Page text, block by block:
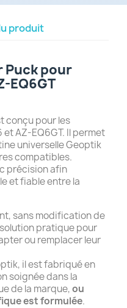
produit
Puck pour
EQ6GT
conçu pour les
AZ-EQ6GT. Il permet
universelle Geoptik
compatibles.
précision afin
et fiable entre la
sans modification de
pratique pour
ou remplacer leur
il est fabriqué en
soignée dans la
de la marque,ou
est formulée.